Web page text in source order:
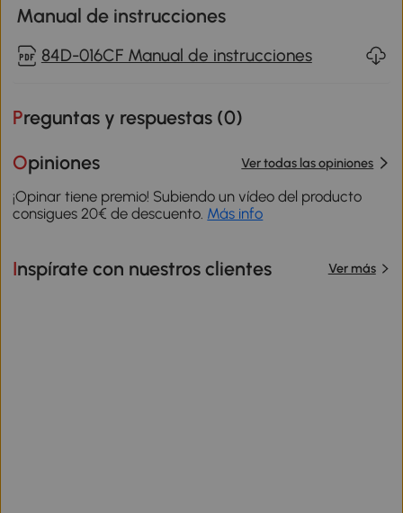
Manual de instrucciones
84D-016CF Manual de instrucciones
Preguntas y respuestas (0)
Opiniones Ver todas las opiniones
¡Opinar tiene premio! Subiendo un vídeo del producto
consigues 20€ de descuento. Más info
Inspírate con nuestros clientes Ver más